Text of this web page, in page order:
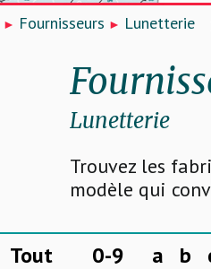
Fournisseurs Lunetterie
Lunetterie
Trouvez les
modèle qui
Tout 0-9 a b